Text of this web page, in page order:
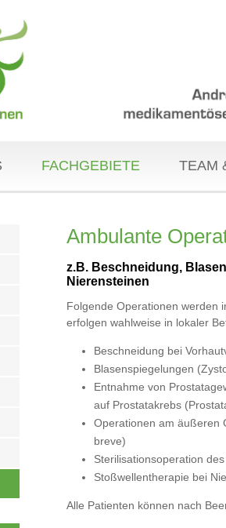
FACHGEBIETE TEAM
Ambulante
z.B. Beschneidung,
Nierensteinen
Folgende Operationen werden
erfolgen wahlweise in lokaler
Beschneidung bei
Blasenspiegelungen
Entnahme von
auf Prostatakrebs
Operationen am äußeren
breve)
Sterilisationsoperation
Stoßwellentherapie bei
Alle Patienten können nach